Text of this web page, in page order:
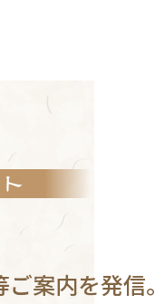
案内を発信。